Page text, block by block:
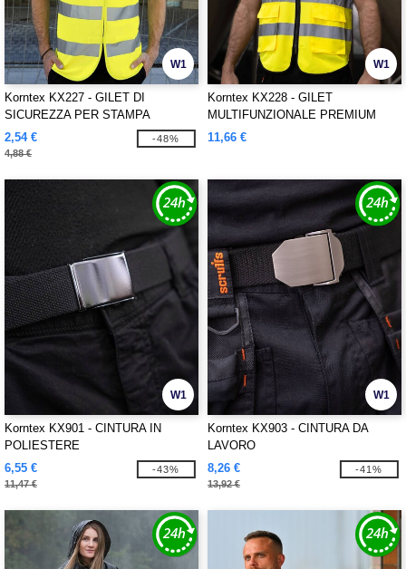
W1
Korntex KX227 - GILET DI
SICUREZZA PER STAMPA
"PASSAU"
2,54 €
4,88 €
-48%
W1
Korntex KX228 - GILET
MULTIFUNZIONALE PREMIUM
"MUNICH"
11,66 €
W1
Korntex KX901 - CINTURA IN
POLIESTERE
6,55 €
11,47 €
-43%
W1
Korntex KX903 - CINTURA DA
LAVORO
8,26 €
13,92 €
-41%